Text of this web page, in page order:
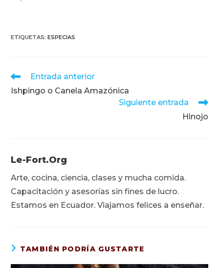
ETIQUETAS:ESPECIAS
Leer
artículos
Entrada anterior
Ishpingo o Canela Amazónica
Siguiente entrada
Hinojo
Le-Fort.org
Arte, cocina, ciencia, clases y mucha comida.
Capacitación y asesorías sin fines de lucro.
Estamos en Ecuador. Viajamos felices a enseñar.
TAMBIÉN PODRÍA GUSTARTE